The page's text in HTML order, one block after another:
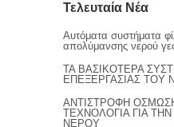
Τελευταία Νέα
Αυτόματα συστήματα
απολύμανσης νερού
ΤΑ ΒΑΣΙΚΟΤΕΡΑ
ΕΠΕΞΕΡΓΑΣΙΑΣ ΤΟΥ
ΑΝΤΙΣΤΡΟΦΗ
ΤΕΧΝΟΛΟΓΙΑ ΓΙΑ
ΝΕΡΟΥ